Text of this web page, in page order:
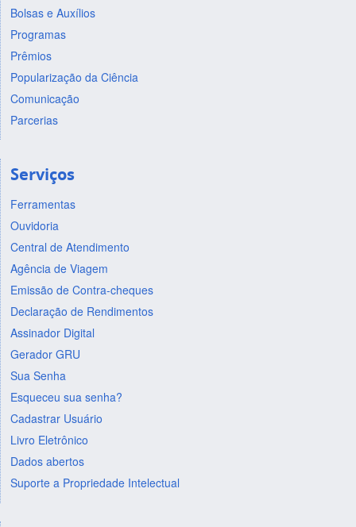
Bolsas e Auxílios
Programas
Prêmios
Popularização da Ciência
Comunicação
Parcerias
Serviços
Ferramentas
Ouvidoria
Central de Atendimento
Agência de Viagem
Emissão de Contra-cheques
Declaração de Rendimentos
Assinador Digital
Gerador GRU
Sua Senha
Esqueceu sua senha?
Cadastrar Usuário
Livro Eletrônico
Dados abertos
Suporte a Propriedade Intelectual